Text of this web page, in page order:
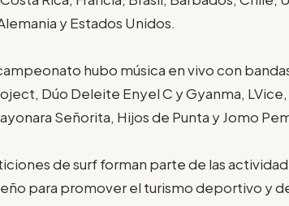
y Estados Unidos.
hubo música en vivo con
Dúo Deleite Enyel C y Gyanma,
Señorita, Hijos de Punta y Jomo
de surf forman parte de las
para promover el turismo deportivo y